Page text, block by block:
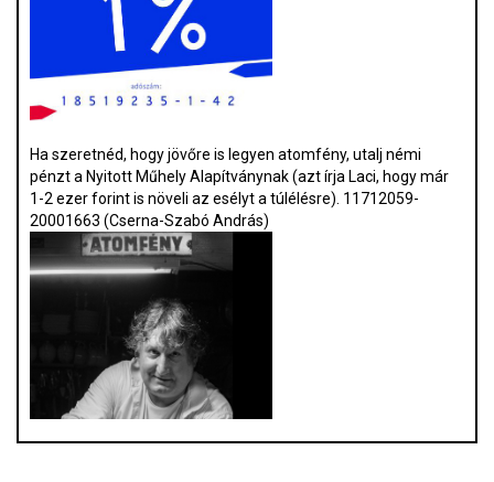
Ha szeretnéd, hogy jövőre is legyen atomfény, utalj némi
pénzt a Nyitott Műhely Alapítványnak (azt írja Laci, hogy már
1-2 ezer forint is növeli az esélyt a túlélésre). 11712059-
20001663 (Cserna-Szabó András)